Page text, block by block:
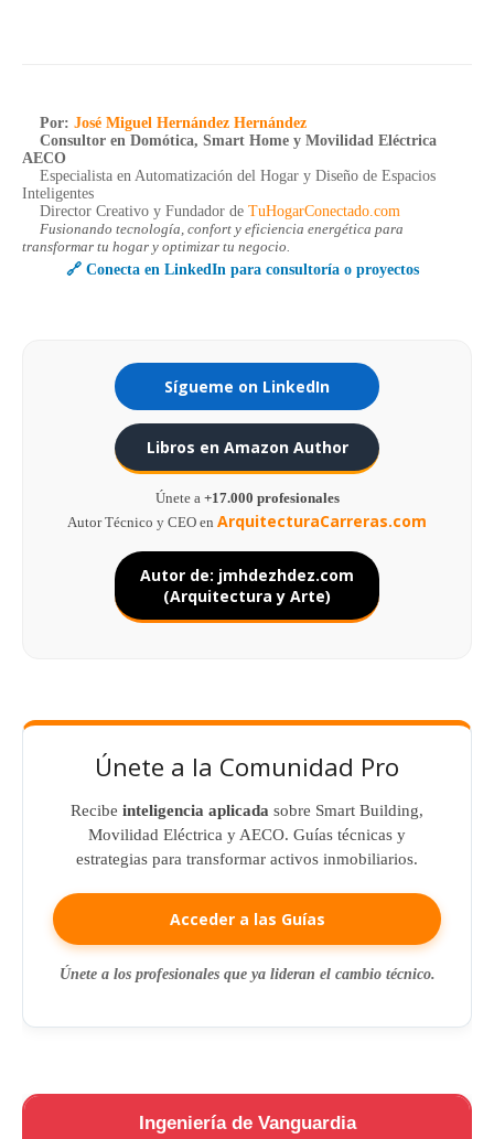
Por: José Miguel Hernández Hernández
Consultor en Domótica, Smart Home y Movilidad Eléctrica
AECO
Especialista en Automatización del Hogar y Diseño de Espacios
Inteligentes
Director Creativo y Fundador de TuHogarConectado.com
Fusionando tecnología, confort y eficiencia energética para
transformar tu hogar y optimizar tu negocio.
🔗 Conecta en LinkedIn para consultoría o proyectos
Sígueme on LinkedIn
Libros en Amazon Author
Únete a +17.000 profesionales
Autor Técnico y CEO en ArquitecturaCarreras.com
Autor de: jmhdezhdez.com
(Arquitectura y Arte)
Únete a la Comunidad Pro
Recibe inteligencia aplicada sobre Smart Building,
Movilidad Eléctrica y AECO. Guías técnicas y
estrategias para transformar activos inmobiliarios.
Acceder a las Guías
Únete a los profesionales que ya lideran el cambio técnico.
Ingeniería de Vanguardia